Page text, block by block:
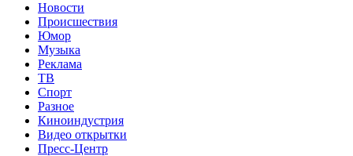
Новости
Происшествия
Юмор
Музыка
Реклама
ТВ
Спорт
Разное
Киноиндустрия
Видео открытки
Пресс-Центр